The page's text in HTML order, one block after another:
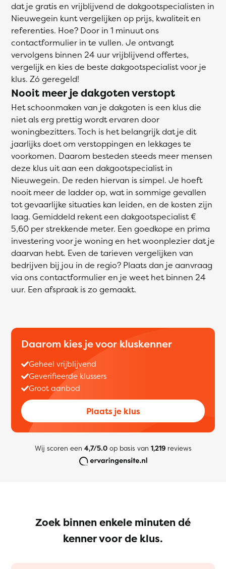
dat je gratis en vrijblijvend de dakgootspecialisten in
Nieuwegein kunt vergelijken op prijs, kwaliteit en
referenties. Hoe? Door in 1 minuut ons
contactformulier in te vullen. Je ontvangt
vervolgens binnen 24 uur vrijblijvend offertes,
vergelijk en kies de beste dakgootspecialist voor je
klus. Zó geregeld!
Nooit meer je dakgoten verstopt
Het schoonmaken van je dakgoten is een klus die
niet als erg prettig wordt ervaren door
woningbezitters. Toch is het belangrijk dat je dit
jaarlijks doet om verstoppingen en lekkages te
voorkomen. Daarom besteden steeds meer mensen
deze klus uit aan een dakgootspecialist in
Nieuwegein. De reden hiervan is simpel. Je hoeft
nooit meer de ladder op, wat in sommige gevallen
tot gevaarlijke situaties kan leiden, en de kosten zijn
laag. Gemiddeld rekent een dakgootspecialist €
5,60 per strekkende meter. Een goedkope en prima
investering voor je woning en het woonplezier dat je
daarvan hebt. Even de tarieven vergelijken van
bedrijven bij jou in de regio? Plaats dan je aanvraag
via ons contactformulier en je weet het binnen 24
uur. Een afspraak is zo gemaakt.
Daarom kies je voor kluskenner
Geheel vrijblijvend
Geverifieerde klussers
Groot aanbod
Plaats je klus
Wij scoren een 4,7/5.0op basis van 1,219reviews
Zoek binnen enkele minuten dé
kenner voor de klus.